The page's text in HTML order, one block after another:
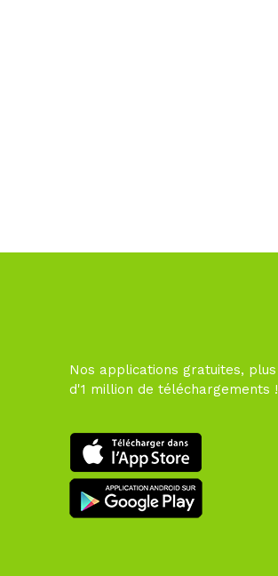
Nos applications gratuites, plus
d'1 million de téléchargements !